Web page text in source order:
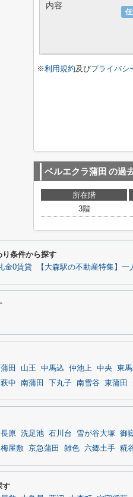
内容
※利用規約及びプライバシ
ベルエクラ蒲田 の過
所在階
3階
条件から探す
金0賃貸 【大森駅の不動産特集】
蒲田 山王 中馬込 仲池上 中央 東
萩中 南蒲田 下丸子 南雪谷 東蒲田
長原 洗足池 石川台 雪が谷大塚 御
梅屋敷 京急蒲田 雑色 六郷土手 糀
す